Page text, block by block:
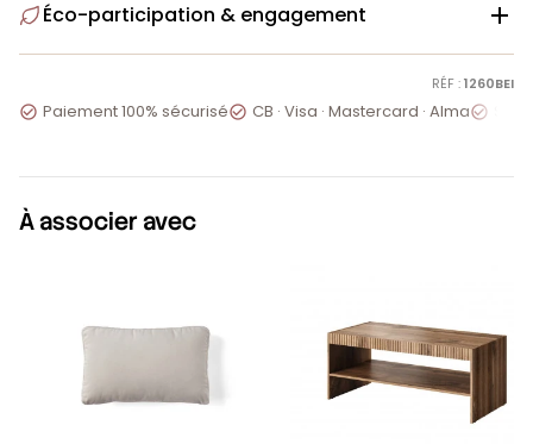
Éco-participation & engagement 
RÉF :1260BEI
 Paiement 100% sécurisé CB · Visa · Mastercard · Alma
À associer avec